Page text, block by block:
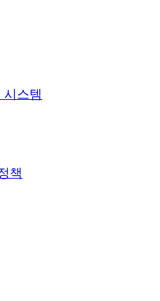
스템
책